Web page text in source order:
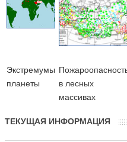
Экстремумы
планеты
в лесных
массивах
ТЕКУЩАЯ ИНФОРМАЦИЯ